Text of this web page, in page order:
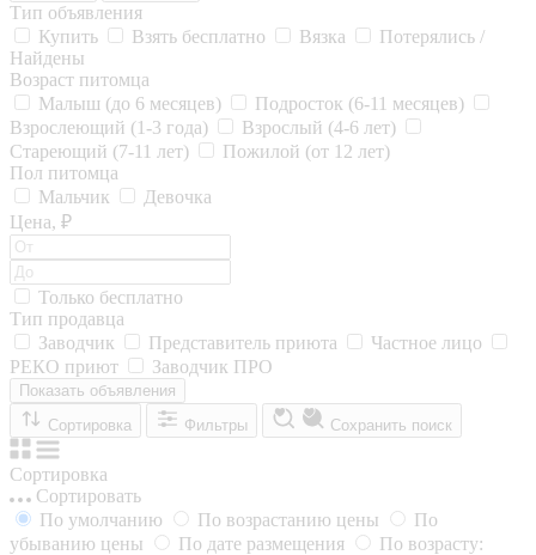
Тип объявления
Купить
Взять бесплатно Вязка
Потерялись /
Найдены
Возраст питомца
Малыш (до 6 месяцев)
Подросток (6-11 месяцев)
Взрослеющий (1-3 года)
Взрослый (4-6 лет)
Стареющий (7-11 лет)
Пожилой (от 12 лет)
Пол питомца
Мальчик
Девочка
Цена, ₽
Только бесплатно
Тип продавца
Заводчик
Представитель приюта
Частное лицо
РЕКО приют
Заводчик ПРО
Показать объявления
Сортировка
Фильтры Сохранить поиск
Сортировка
Сортировать
По умолчанию
По возрастанию цены
По
убыванию цены
По дате размещения
По возрасту: